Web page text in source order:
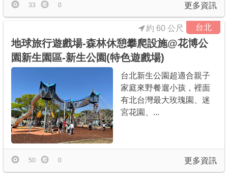
推薦景點
討論區
聯絡我們
APP下載
更多資訊
33 0
台北
約 60 公尺
地球旅行遊戲場-森林休憩攀爬設施@花博公
園新生園區-新生公園(特色遊戲場)
台北新生公園超適合親子
家庭來野餐遛小孩，裡面
有北台灣最大玫瑰園、迷
宮花園、...
更多資訊
50 0